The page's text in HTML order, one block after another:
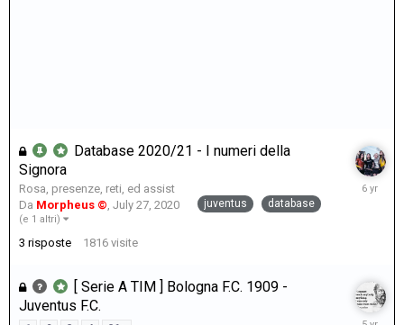
Database 2020/21 - I numeri della
Signora
Rosa, presenze, reti, ed assist
Da Morpheus © July 27, 2020 juventus database
(e 1 altri)
3 risposte 1816 visite
July
[ Serie A TIM ] Bologna F.C. 1909 -
Juventus F.C.
May